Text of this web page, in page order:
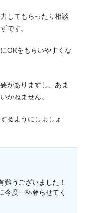
してもらったり相談
です。
OKをもらいやすくな
がありますし、あま
かねません。
るようにしましょ
難うございました！
今度一杯奢らせてく